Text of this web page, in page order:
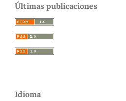
Últimas publicaciones
Idioma